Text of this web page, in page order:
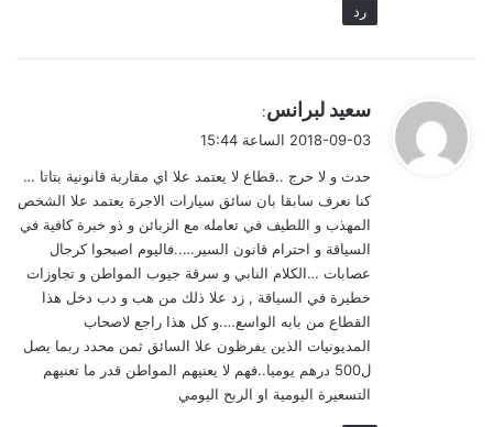
رد
ي
ل
سعيد لبرانس:
2018-09-03 الساعة 15:44
حدث و لا حرج ..قطاع لا يعتمد علا اي مقاربة قانونية بتاتا …
كنا نعرف سابقا بان سائق سيارات الاجرة يعتمد علا الشخص
المهذب و اللطيف في تعامله مع الزبائن و ذو خبرة كافية في
السياقة و احترام قانون السير…..فاليوم اصبحوا كرجال
عصابات …الكلام النابي و سرقة جيوب المواطن و تجاوزات
خطيرة في السياقة , زد علا ذلك من هب و دب دخل هذا
القطاع من بابه الواسع….و كل هذا راجع لاصحاب
المديونيات الذين يفرظون علا السائق ثمن محدد ربما يصل
ل500 درهم يوميا..فهم لا يعنيهم المواطن قدر ما تعنيهم
التسعيرة اليومية او الربح اليومي